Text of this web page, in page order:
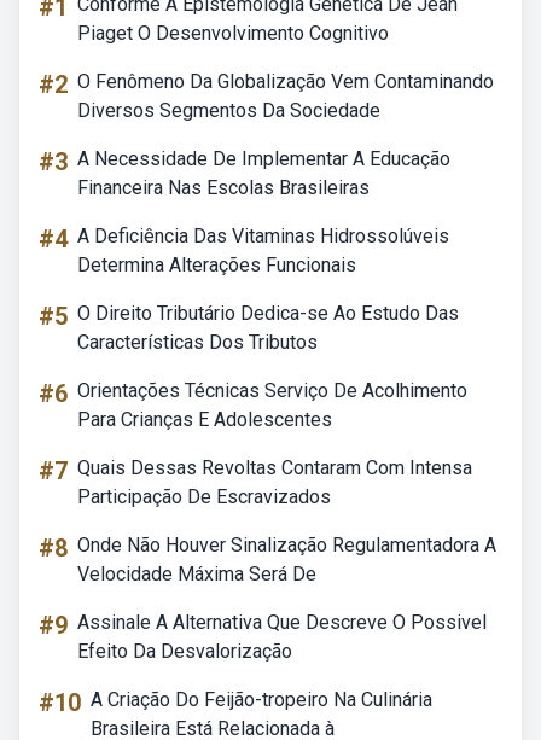
#1
Piaget O Desenvolvimento Cognitivo
#2 O Fenômeno Da Globalização Vem Contaminando
Diversos Segmentos Da Sociedade
#3 A Necessidade De Implementar A Educação
Financeira Nas Escolas Brasileiras
#4 A Deficiência Das Vitaminas Hidrossolúveis
Determina Alterações Funcionais
#5 O Direito Tributário Dedica-se Ao Estudo Das
Características Dos Tributos
#6 Orientações Técnicas Serviço De Acolhimento
Para Crianças E Adolescentes
#7 Quais Dessas Revoltas Contaram Com Intensa
Participação De Escravizados
#8 Onde Não Houver Sinalização Regulamentadora A
Velocidade Máxima Será De
#9 Assinale A Alternativa Que Descreve O Possivel
Efeito Da Desvalorização
#10 A Criação Do Feijão-tropeiro Na Culinária
Brasileira Está Relacionada à